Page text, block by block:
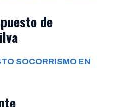
de
SOCORRISMO EN